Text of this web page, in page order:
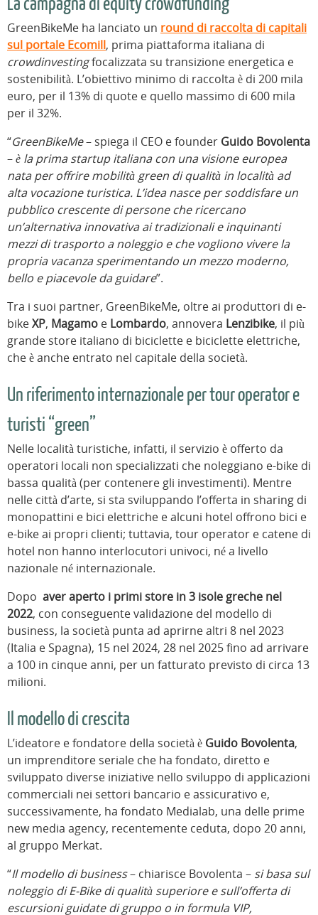
GreenBikeMe ha lanciato un round di raccolta di capitali
sul portale Ecomill, prima piattaforma italiana di
crowdinvestingfocalizzata su transizione energetica e
sostenibilità. L’obiettivo minimo di raccolta è di 200 mila
euro, per il 13% di quote e quello massimo di 600 mila
per il 32%.
“GreenBikeMe– spiega il CEO e founder Guido Bovolenta
–è la prima startup italiana con una visione europea
nata per offrire mobilità green di qualità in località ad
alta vocazione turistica. L’idea nasce per soddisfare un
pubblico crescente di persone che ricercano
un’alternativa innovativa ai tradizionali e inquinanti
mezzi di trasporto a noleggio e che vogliono vivere la
propria vacanza sperimentando un mezzo moderno,
bello e piacevole da guidare”.
Tra i suoi partner, GreenBikeMe, oltre ai produttori di e-
bikeXP, Magamo e Lombardo, annovera Lenzibike, il più
grande store italiano di biciclette e biciclette elettriche,
che è anche entrato nel capitale della società.
Un riferimento internazionale per tour operator e
turisti “green”
Nelle località turistiche, infatti, il servizio è offerto da
operatori locali non specializzati che noleggiano e-bike di
bassa qualità (per contenere gli investimenti). Mentre
nelle città d’arte, si sta sviluppando l’offerta in sharing di
monopattini e bici elettriche e alcuni hotel offrono bici e
e-bike ai propri clienti; tuttavia, tour operator e catene di
hotel non hanno interlocutori univoci, né a livello
nazionale né internazionale.
Dopo aver aperto i primi store in 3 isole greche nel
2022, con conseguente validazione del modello di
business, la società punta ad aprirne altri 8 nel 2023
(Italia e Spagna), 15 nel 2024, 28 nel 2025 fino ad arrivare
a 100 in cinque anni, per un fatturato previsto di circa 13
milioni.
Il modello di crescita
L’ideatore e fondatore della società è Guido Bovolenta,
un imprenditore seriale che ha fondato, diretto e
sviluppato diverse iniziative nello sviluppo di applicazioni
commerciali nei settori bancario e assicurativo e,
successivamente, ha fondato Medialab, una delle prime
new media agency, recentemente ceduta, dopo 20 anni,
al gruppo Merkat.
“Il modello di business– chiarisce Bovolenta – si basa sul
noleggio di E-Bike di qualità superiore e sull’offerta di
escursioni guidate di gruppo o in formula VIP,